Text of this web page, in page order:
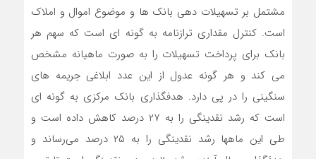
مشتمل بر تسهیلات دهی بانک ها و موضوع اموال و املاک
است. کنترل مقداری ترازنامه به گونه ای است که سهم هر
بانک برای پرداخت تسهیلات را به صورت ماهیانه مشخص
می کند و هر گونه عدول از این عدد ابلاغی جریمه های
سنگینی را در پی دارد. هدفگذاری بانک مرکزی به گونه ای
است که رشد نقدینگی را به ۲۷ درصد کاهش داده است و
طی این ماهها رشد نقدینگی را به ۲۵ درصد می‌رساند و